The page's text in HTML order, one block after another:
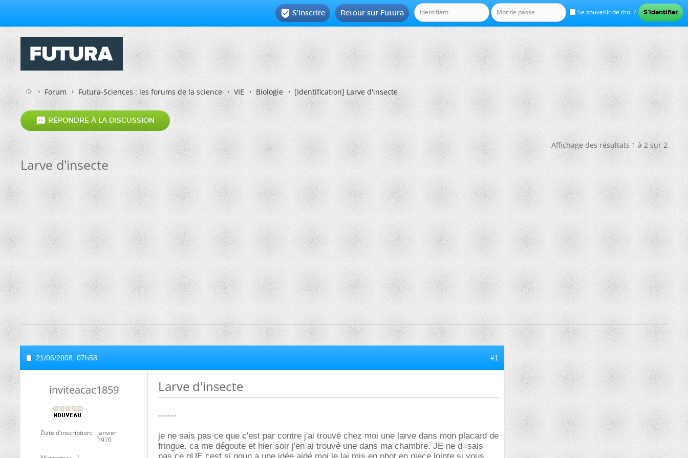
Se souvenir de moi ?
Retour sur Futura
 S'inscrire
Forum Futura-Sciences : les forums de la science VIE Biologie [Identification]Larve d'insecte
 RÉPONDRE À LA DISCUSSION
Affichage des résultats 1 à 2 sur 2
Larve d'insecte
21/06/2008, 07h58 #1
inviteacac1859
Date d'inscription
janvier
1970
Larve d'insecte
------
je ne sais pas ce que c'est par contre j'ai trouvé chez moi une larve dans mon placard de
fringue. ca me dégoute et hier soir j'en ai trouvé une dans ma chambre. JE ne d=sais